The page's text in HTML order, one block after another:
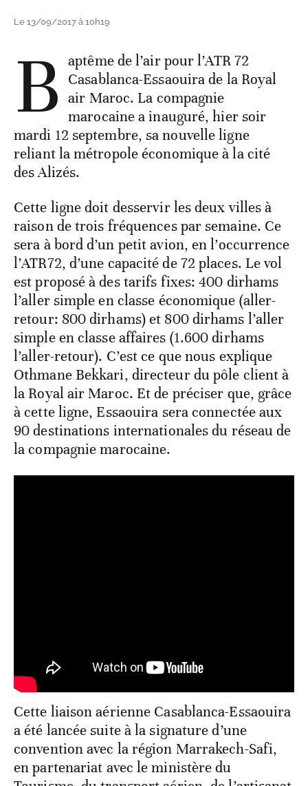
Le 13/09/2017 à 10h19
B aptême de l’air pour l’ATR 72
Casablanca-Essaouira de la Royal
air Maroc. La compagnie
marocaine a inauguré, hier soir
mardi 12 septembre, sa nouvelle ligne
reliant la métropole économique à la cité
des Alizés.
Cette ligne doit desservir les deux villes à
raison de trois fréquences par semaine. Ce
sera à bord d’un petit avion, en l’occurrence
l’ATR72, d’une capacité de 72 places. Le vol
est proposé à des tarifs fixes: 400 dirhams
l’aller simple en classe économique (aller-
retour: 800 dirhams) et 800 dirhams l’aller
simple en classe affaires (1.600 dirhams
l’aller-retour). C’est ce que nous explique
Othmane Bekkari, directeur du pôle client à
la Royal air Maroc. Et de préciser que, grâce
à cette ligne, Essaouira sera connectée aux
90 destinations internationales du réseau de
la compagnie marocaine.
Cette liaison aérienne Casablanca-Essaouira
a été lancée suite à la signature d’une
convention avec la région Marrakech-Safi,
en partenariat avec le ministère du